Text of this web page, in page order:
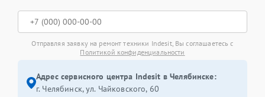
Отправляя заявку на ремонт техники Indesit, Вы соглашаетесь с
Политикой конфиденциальности
Адрес сервисного центра Indesit в Челябинске:
г. Челябинск, ул. Чайковского, 60